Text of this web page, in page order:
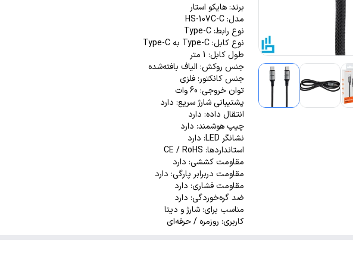
برند: هایکو استار
مدل: HS-107C-C
نوع رابط: Type-C
نوع کابل: Type-C به Type-C
طول کابل: 1 متر
جنس روکش: الیاف بافته‌شده
جنس کانکتور: فلزی
توان خروجی: 60 وات
پشتیبانی شارژ سریع: دارد
انتقال داده: دارد
چیپ هوشمند: دارد
نشانگر LED: دارد
استانداردها: CE / RoHS
مقاومت کششی: دارد
مقاومت دربرابر پارگی: دارد
مقاومت فشاری: دارد
ضد گره‌خوردگی: دارد
مناسب برای: شارژ و دیتا
کاربری: روزمره / حرفه‌ای